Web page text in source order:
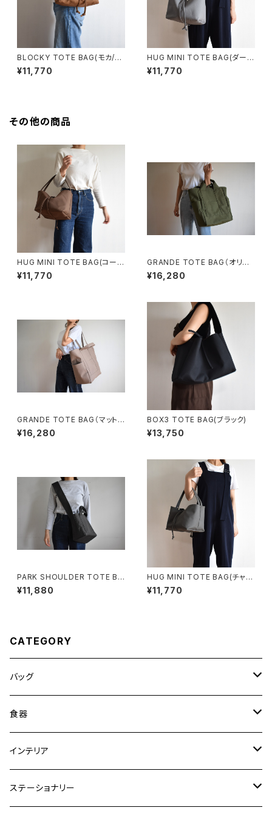
BLOCKY TOTE BAG(モカ/ブ
ラウン)
¥11,770
HUG MINI TOTE BAG(ダーク
グレー)
¥11,770
その他の商品
HUG MINI TOTE BAG(コーヒ
ー/ブラウン)
¥11,770
GRANDE TOTE BAG（オリー
ブ/カーキ）
¥16,280
GRANDE TOTE BAG（マットブ
ラウン）
¥16,280
BOX3 TOTE BAG(ブラック)
¥13,750
PARK SHOULDER TOTE BA
G (チャコール/グレー)
¥11,880
HUG MINI TOTE BAG(チャコ
ール/グレー)
¥11,770
CATEGORY
バッグ
トートバッグ
ショルダーバッグ
ワンハンドルバッグ
食器
大皿
中皿
インテリア
花瓶・フラワーベース
ステーショナリー